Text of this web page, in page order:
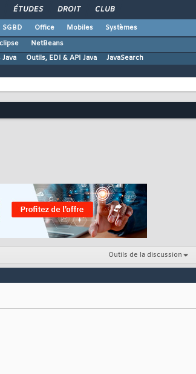
ÉTUDES DROIT CLUB
SGBD Office Mobiles
Systèmes
NetBeans
Java Outils, EDI & API Java JavaSearch
Outils de la discussion